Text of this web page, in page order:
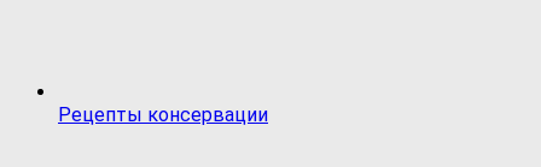
Рецепты консервации